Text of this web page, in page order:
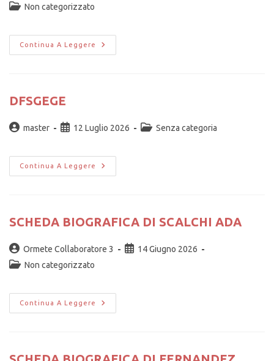
Non categorizzato
Continua A Leggere
DFSGEGE
master 12 Luglio 2026 Senza categoria
Continua A Leggere
SCHEDA BIOGRAFICA DI SCALCHI ADA
Ormete Collaboratore 3
14 Giugno 2026
Non categorizzato
Continua A Leggere